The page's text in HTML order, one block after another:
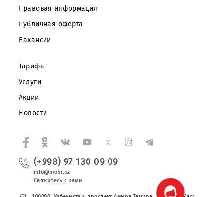
Частным клиентам
Корпоративным клиентам
О компании
Партнерам
Вакансии